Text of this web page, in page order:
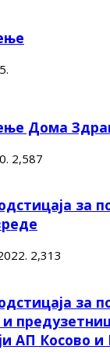
Дома
2,587
за
2,313
за
АП Косово и